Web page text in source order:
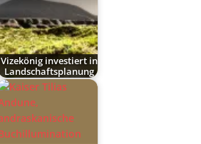
Vizekönig investiert in
Landschaftsplanung